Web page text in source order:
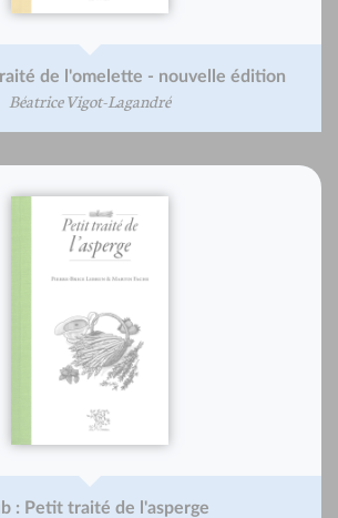
de l'omelette - nouvelle édition
Béatrice Vigot-Lagandré
: Petit traité de l'asperge